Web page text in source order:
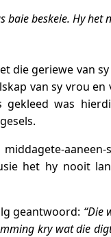
baie beskeie. Hy het
die geriewe van
van sy vrou
was
aaneen-
het hy nooit
geantwoord: “Die
kry wat die